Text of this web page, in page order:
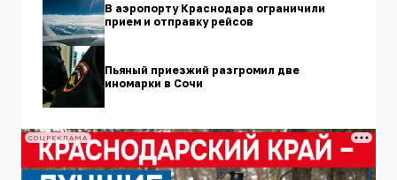
В аэропорту Краснодара ограничили
прием и отправку рейсов
Пьяный приезжий разгромил две
иномарки в Сочи
СОЦРЕКЛАМА